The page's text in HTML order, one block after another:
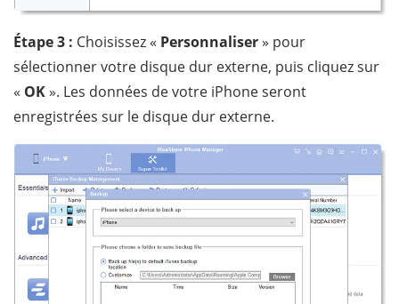
Étape 3 : Choisissez « Personnaliser» pour
sélectionner votre disque dur externe, puis cliquez sur
« OK». Les données de votre iPhone seront
enregistrées sur le disque dur externe.